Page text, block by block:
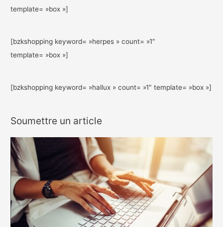
template= »box »]
[bzkshopping keyword= »herpes » count= »1″
template= »box »]
[bzkshopping keyword= »hallux » count= »1″ template= »box »]
Soumettre un article